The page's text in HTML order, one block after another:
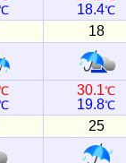
18.4℃
18
30.1℃
19.8℃
25